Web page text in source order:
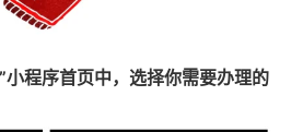
小程序首页中，选择你需要办理的